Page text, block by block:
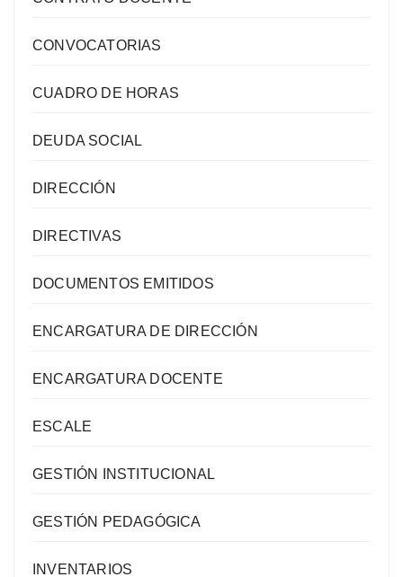
CONVOCATORIAS
CUADRO DE HORAS
DEUDA SOCIAL
DIRECCIÓN
DIRECTIVAS
DOCUMENTOS EMITIDOS
ENCARGATURA DE DIRECCIÓN
ENCARGATURA DOCENTE
ESCALE
GESTIÓN INSTITUCIONAL
GESTIÓN PEDAGÓGICA
INVENTARIOS